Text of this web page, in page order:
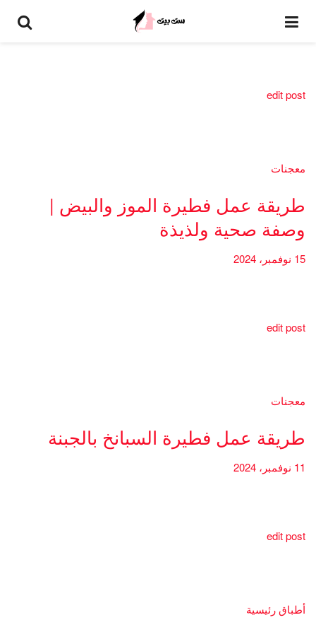
edit post
معجنات
طريقة عمل فطيرة الموز والبيض |
وصفة صحية ولذيذة
15 نوفمبر، 2024
edit post
معجنات
طريقة عمل فطيرة السبانخ بالجبنة
11 نوفمبر، 2024
edit post
أطباق رئيسية